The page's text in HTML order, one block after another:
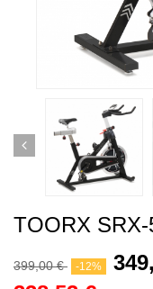
TOORX SRX-
399,00 € -12%